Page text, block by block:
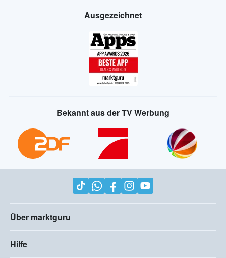
Ausgezeichnet
Bekannt aus der TV Werbung
Über marktguru
Hilfe